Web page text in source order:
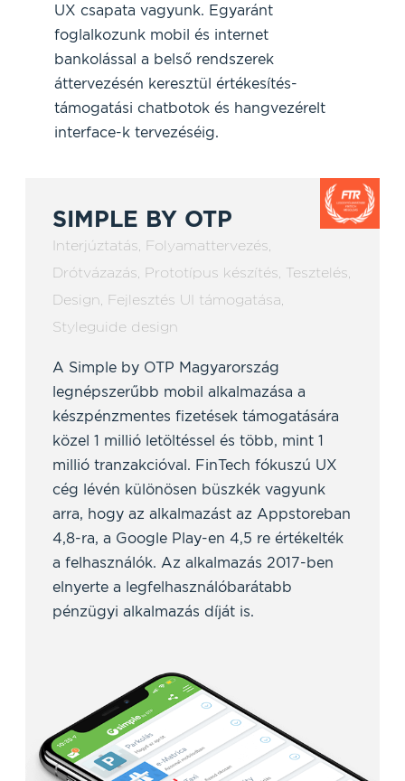
UX csapata vagyunk. Egyaránt
foglalkozunk mobil és internet
bankolással a belső rendszerek
áttervezésén keresztül értékesítés-
támogatási chatbotok és hangvezérelt
interface-k tervezéséig.
SIMPLE BY OTP
Interjúztatás, Folyamattervezés,
Drótvázazás, Prototípus készítés, Tesztelés,
Design, Fejlesztés UI támogatása,
Styleguide design
A Simple by OTP Magyarország
legnépszerűbb mobil alkalmazása a
készpénzmentes fizetések támogatására
közel 1 millió letöltéssel és több, mint 1
millió tranzakcióval. FinTech fókuszú UX
cég lévén különösen büszkék vagyunk
arra, hogy az alkalmazást az Appstoreban
4,8-ra, a Google Play-en 4,5 re értékelték
a felhasználók. Az alkalmazás 2017-ben
elnyerte a legfelhasználóbarátabb
pénzügyi alkalmazás díját is.